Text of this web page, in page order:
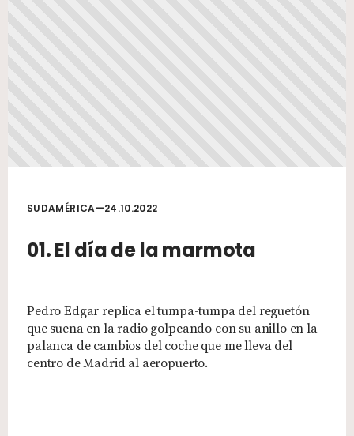
SUDAMÉRICA—24.10.2022
01. El día de la marmota
Pedro Edgar replica el tumpa-tumpa del reguetón
que suena en la radio golpeando con su anillo en la
palanca de cambios del coche que me lleva del
centro de Madrid al aeropuerto.